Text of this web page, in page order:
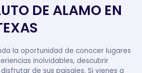
DE ALAMO EN
la oportunidad de conocer lugares
inolvidables, descubrir
de sus paisajes. Si vienes a